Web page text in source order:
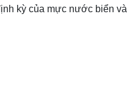
kỳ của mực nước biển và